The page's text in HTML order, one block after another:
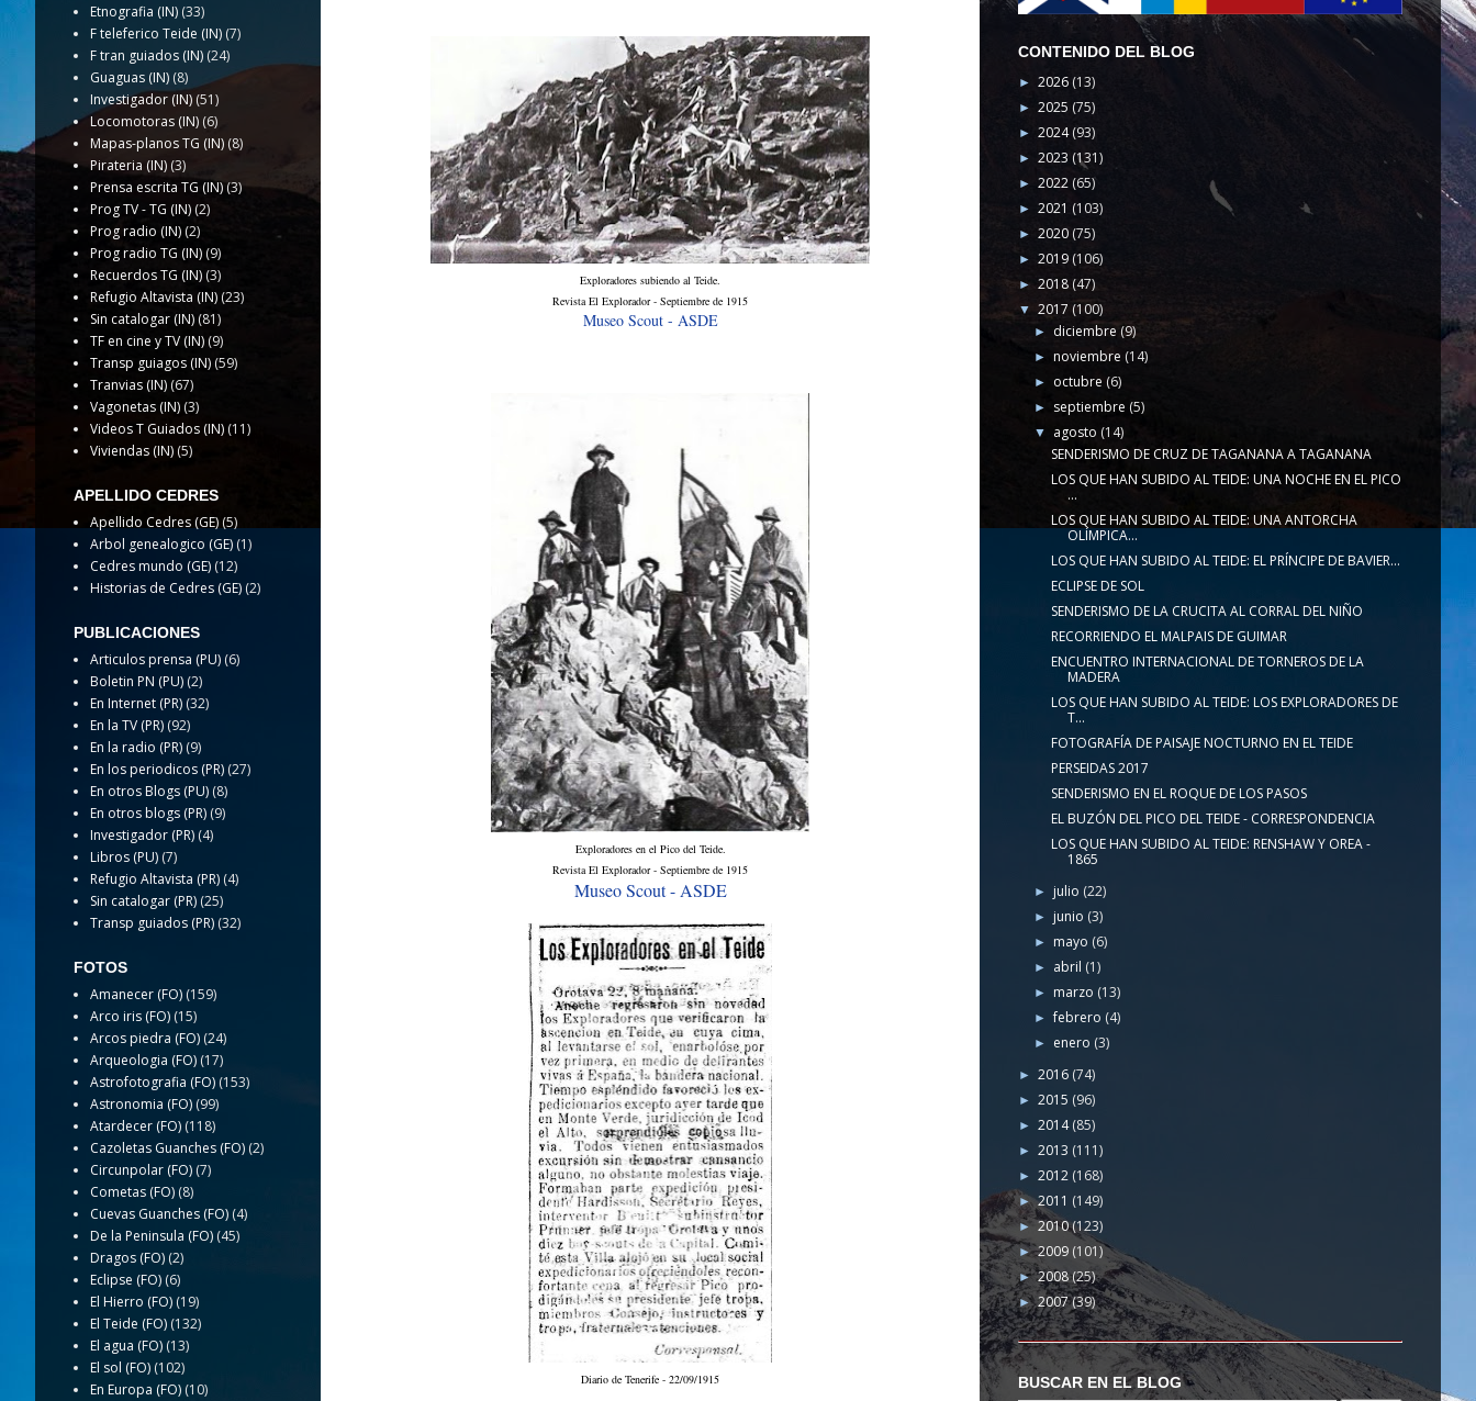
Exploradores subiendo al Teide.
Revista El Explorador - Septiembre de 1915
Museo Scout - ASDE
Exploradores en el Pico del Teide.
Revista El Explorador - Septiembre de 1915
Museo Scout - ASDE
Diario de Tenerife - 22/09/1915
Etnografia (IN) (33)
F teleferico Teide (IN) (7)
F tran guiados (IN) (24)
Guaguas (IN) (8)
Investigador (IN) (51)
Locomotoras (IN) (6)
Mapas-planos TG (IN) (8)
Pirateria (IN) (3)
Prensa escrita TG (IN)(3)
Prog TV - TG (IN) (2)
Prog radio (IN) (2)
Prog radio TG (IN) (9)
Recuerdos TG (IN) (3)
Refugio Altavista (IN) (23)
Sin catalogar (IN) (81)
TF en cine y TV (IN) (9)
Transp guiagos (IN)(59)
Tranvias (IN) (67)
Vagonetas (IN) (3)
Videos T Guiados (IN) (11)
Viviendas (IN) (5)
APELLIDO CEDRES
Apellido Cedres (GE) (5)
Arbol genealogico (GE) (1)
Cedres mundo (GE) (12)
Historias de Cedres (GE) (2)
PUBLICACIONES
Articulos prensa (PU) (6)
Boletin PN (PU) (2)
En Internet (PR) (32)
En la TV (PR) (92)
En la radio (PR) (9)
En los periodicos (PR) (27)
En otros Blogs (PU) (8)
En otros blogs (PR) (9)
Investigador (PR) (4)
Libros (PU) (7)
Refugio Altavista (PR) (4)
Sin catalogar (PR) (25)
Transp guiados (PR) (32)
FOTOS
Amanecer (FO) (159)
Arco iris (FO) (15)
Arcos piedra (FO) (24)
Arqueologia (FO) (17)
Astrofotografia (FO) (153)
Astronomia (FO) (99)
Atardecer (FO) (118)
Cazoletas Guanches (FO) (2)
Circunpolar (FO) (7)
Cometas (FO) (8)
Cuevas Guanches (FO) (4)
De la Peninsula (FO) (45)
Dragos (FO) (2)
Eclipse (FO) (6)
El Hierro (FO) (19)
El Teide (FO) (132)
El agua (FO) (13)
El sol (FO) (102)
En Europa (FO) (10)
CONTENIDO DEL BLOG
► 2026(13)
► 2025 (75)
► 2024(93)
► 2023 (131)
► 2022 (65)
► 2021 (103)
► 2020 (75)
► 2019 (106)
► 2018 (47)
▼ 2017 (100)
► diciembre(9)
►noviembre (14)
► octubre (6)
► septiembre (5)
▼ agosto (14)
SENDERISMO DE CRUZ DE TAGANANA A TAGANANA
LOS QUE HAN SUBIDO AL TEIDE: UNA NOCHE EN EL PICO
...
LOS QUE HAN SUBIDO AL TEIDE: UNA ANTORCHA
OLÍMPICA...
LOS QUE HAN SUBIDO AL TEIDE: EL PRÍNCIPE DE BAVIER...
ECLIPSE DE SOL
SENDERISMO DE LA CRUCITA AL CORRAL DEL NIÑO
RECORRIENDO EL MALPAIS DE GUIMAR
ENCUENTRO INTERNACIONAL DE TORNEROS DE LA
MADERA
LOS QUE HAN SUBIDO AL TEIDE: LOS EXPLORADORES DE
T...
FOTOGRAFÍA DE PAISAJE NOCTURNO EN EL TEIDE
PERSEIDAS 2017
SENDERISMO EN EL ROQUE DE LOS PASOS
EL BUZÓN DEL PICO DEL TEIDE - CORRESPONDENCIA
LOS QUE HAN SUBIDO AL TEIDE: RENSHAW Y OREA -
1865
► julio (22)
► junio (3)
► mayo (6)
► abril (1)
► marzo (13)
►febrero (4)
► enero (3)
► 2016 (74)
► 2015 (96)
► 2014(85)
► 2013 (111)
► 2012 (168)
►2011 (149)
► 2010(123)
►2009 (101)
►2008(25)
►2007(39)
BUSCAR EN EL BLOG